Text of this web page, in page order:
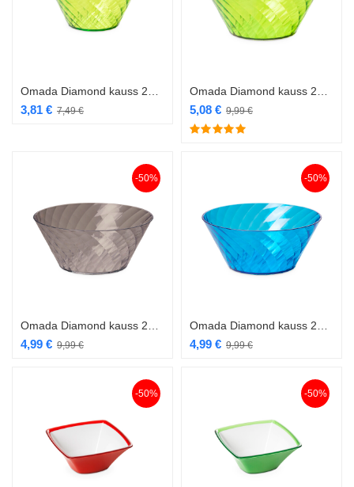
7,49€
3,81 € 9,99€
5,08 €
-50%
9,99€
4,99 €
-50%
9,99€
4,99 €
-50% -50%